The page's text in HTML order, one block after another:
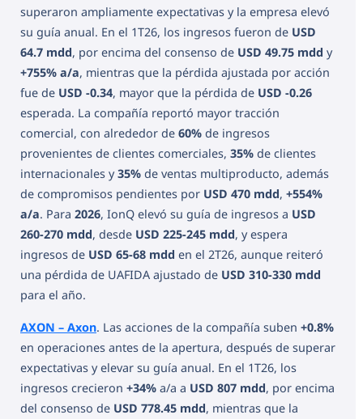
superaron ampliamente expectativas y la empresa elevó
su guía anual. En el 1T26, los ingresos fueron de USD
64.7 mdd, por encima del consenso de USD 49.75 mdd y
+755% a/a, mientras que la pérdida ajustada por acción
fue de USD -0.34, mayor que la pérdida de USD -0.26
esperada. La compañía reportó mayor tracción
comercial, con alrededor de 60% de ingresos
provenientes de clientes comerciales, 35% de clientes
internacionales y35% de ventas multiproducto, además
de compromisos pendientes por USD 470 mdd, +554%
a/a. Para 2026, IonQ elevó su guía de ingresos a USD
260-270 mdd, desde USD 225-245 mdd, y espera
ingresos de USD 65-68 mdd en el 2T26, aunque reiteró
una pérdida de UAFIDA ajustado de USD 310-330 mdd
para el año.
AXON – Axon. Las acciones de la compañía suben +0.8%
en operaciones antes de la apertura, después de superar
expectativas y elevar su guía anual. En el 1T26, los
ingresos crecieron +34% a/a a USD 807 mdd, por encima
del consenso de USD 778.45 mdd, mientras que la